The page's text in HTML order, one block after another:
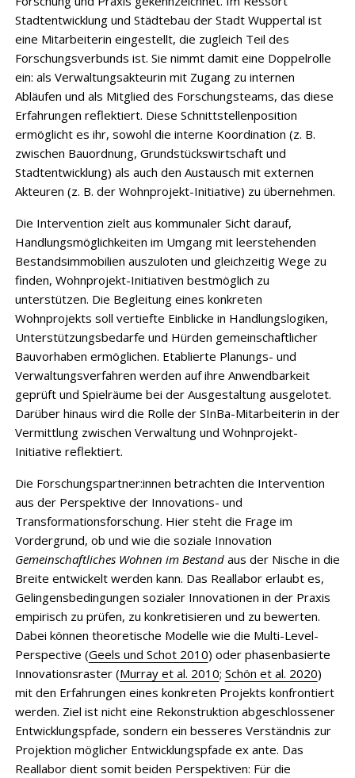
Stadtentwicklung und Städtebau der Stadt Wuppertal ist
eine Mitarbeiterin eingestellt, die zugleich Teil des
Forschungsverbunds ist. Sie nimmt damit eine Doppelrolle
ein: als Verwaltungsakteurin mit Zugang zu internen
Abläufen und als Mitglied des Forschungsteams, das diese
Erfahrungen reflektiert. Diese Schnittstellenposition
ermöglicht es ihr, sowohl die interne Koordination (z. B.
zwischen Bauordnung, Grundstückswirtschaft und
Stadtentwicklung) als auch den Austausch mit externen
Akteuren (z. B. der Wohnprojekt-Initiative) zu übernehmen.
Die Intervention zielt aus kommunaler Sicht darauf,
Handlungsmöglichkeiten im Umgang mit leerstehenden
Bestandsimmobilien auszuloten und gleichzeitig Wege zu
finden, Wohnprojekt-Initiativen bestmöglich zu
unterstützen. Die Begleitung eines konkreten
Wohnprojekts soll vertiefte Einblicke in Handlungslogiken,
Unterstützungsbedarfe und Hürden gemeinschaftlicher
Bauvorhaben ermöglichen. Etablierte Planungs- und
Verwaltungsverfahren werden auf ihre Anwendbarkeit
geprüft und Spielräume bei der Ausgestaltung ausgelotet.
Darüber hinaus wird die Rolle der SInBa-Mitarbeiterin in der
Vermittlung zwischen Verwaltung und Wohnprojekt-
Initiative reflektiert.
Die Forschungspartner:innen betrachten die Intervention
aus der Perspektive der Innovations- und
Transformationsforschung. Hier steht die Frage im
Vordergrund, ob und wie die soziale Innovation
Gemeinschaftliches Wohnen im Bestand aus der Nische in die
Breite entwickelt werden kann. Das Reallabor erlaubt es,
Gelingensbedingungen sozialer Innovationen in der Praxis
empirisch zu prüfen, zu konkretisieren und zu bewerten.
Dabei können theoretische Modelle wie die Multi-Level-
Perspective (Geels und Schot 2010) oder phasenbasierte
Innovationsraster (Murray et al. 2010; Schön et al. 2020)
mit den Erfahrungen eines konkreten Projekts konfrontiert
werden. Ziel ist nicht eine Rekonstruktion abgeschlossener
Entwicklungspfade, sondern ein besseres Verständnis zur
Projektion möglicher Entwicklungspfade ex ante. Das
Reallabor dient somit beiden Perspektiven: Für die